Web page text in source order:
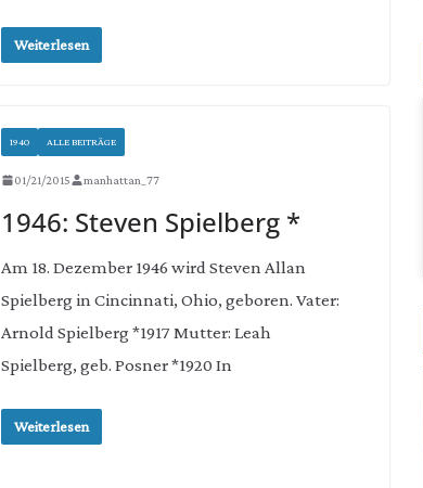
Weiterlesen
1940 ALLE BEITRÄGE
01/21/2015 manhattan_77
1946: Steven Spielberg *
Am 18. Dezember 1946 wird Steven Allan
Spielberg in Cincinnati, Ohio, geboren. Vater:
Arnold Spielberg *1917 Mutter: Leah
Spielberg, geb. Posner *1920 In
Weiterlesen